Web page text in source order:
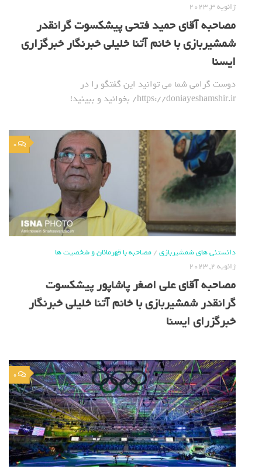
ژانویه 3, 2023
مصاحبه آقای حمید فتحی پیشکسوت گرانقدر
شمشیربازی با خانم آتنا خلیلی خبرنگار خبرگزاری
ایسنا
دوست گرامی شما می توانید این گفتگو را در
https://doniayeshamshir.ir/ بخوانید و ببینید!
0
دانستنی های شمشیربازی/مصاحبه با قهرمانان و شخصیت ها
ژانویه 2, 2023
مصاحبه آقای علی اصغر پاشاپور پیشکسوت
گرانقدر شمشیربازی با خانم آتنا خلیلی خبرنگار
خبرگزرای ایسنا
0